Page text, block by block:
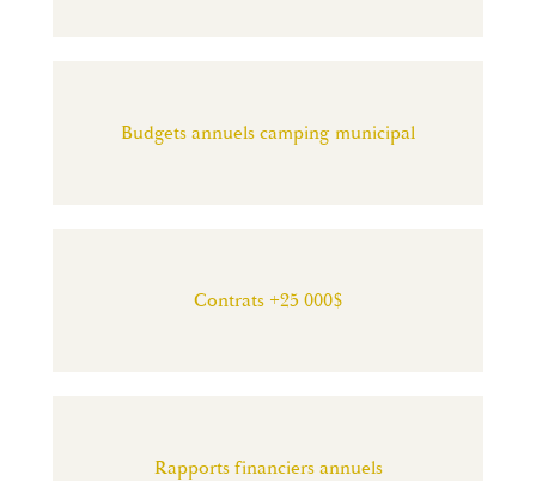
Budgets annuels camping municipal
Contrats +25 000$
Rapports financiers annuels